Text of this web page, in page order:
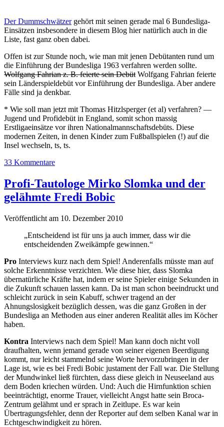
Der Dummschwätzergehört mit seinen gerade mal 6 Bundesliga-
Einsätzen insbesondere in diesem Blog hier natürlich auch in die
Liste, fast ganz oben dabei.
Offen ist zur Stunde noch, wie man mit jenen Debütanten rund um
die Einführung der Bundesliga 1963 verfahren werden sollte.
Wolfgang Fahrian z. B. feierte sein Debüt Wolfgang Fahrian feierte
sein Länderspieldebüt vor Einführung der Bundesliga. Aber andere
Fälle sind ja denkbar.
* Wie soll man jetzt mit Thomas Hitzlsperger (et al) verfahren? —
Jugend und Profidebüt in England, somit schon massig
Erstligaeinsätze vor ihren Nationalmannschaftsdebüts. Diese
modernen Zeiten, in denen Kinder zum Fußballspielen (!) auf die
Insel wechseln, ts, ts.
33 Kommentare
Profi-Tautologe Mirko Slomka und der
gelähmte Fredi Bobic
Veröffentlicht am 10. Dezember 2010
„Entscheidend ist für uns ja auch immer, dass wir die
entscheidenden Zweikämpfe gewinnen.“
Pro Interviews kurz nach dem Spiel! Anderenfalls müsste man auf
solche Erkenntnisse verzichten. Wie diese hier, dass Slomka
übernatürliche Kräfte hat, indem er seine Spieler einige Sekunden in
die Zukunft schauen lassen kann. Da ist man schon beeindruckt und
schleicht zurück in sein Kabuff, schwer tragend an der
Ahnungslosigkeit bezüglich dessen, was die ganz Großen in der
Bundesliga an Methoden aus einer anderen Realität alles im Köcher
haben.
Kontra Interviews nach dem Spiel! Man kann doch nicht voll
draufhalten, wenn jemand gerade von seiner eigenen Beerdigung
kommt, nur leicht stammelnd seine Worte hervorzubringen in der
Lage ist, wie es bei Fredi Bobic justament der Fall war. Die Stellung
der Mundwinkel ließ fürchten, dass diese gleich in Neuseeland aus
dem Boden kriechen würden. Und: Auch die Hirnfunktion schien
beeinträchtigt, enorme Trauer, vielleicht Angst hatte sein Broca-
Zentrum gelähmt und er sprach in Zeitlupe. Es war kein
Übertragungsfehler, denn der Reporter auf dem selben Kanal war in
Echtgeschwindigkeit zu hören.